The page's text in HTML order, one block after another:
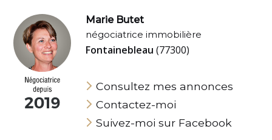
Marie Butet
négociatrice immobilière
Fontainebleau(77300)
Consultez mes annonces
Contactez-moi
Suivez-moi sur Facebook